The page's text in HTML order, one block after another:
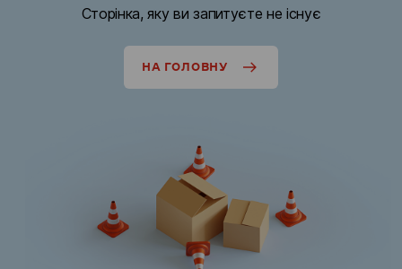
Сторінка, яку ви запитуєте не існує
НА ГОЛОВНУ